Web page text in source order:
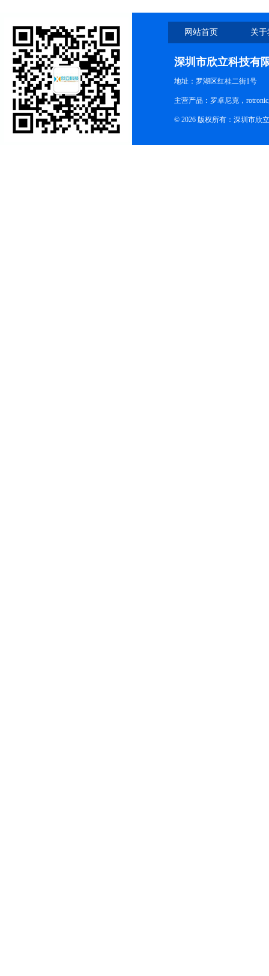
网站首页 关
深圳市欣立科技有
地址：罗湖区红桂二街1号
主营产品：罗卓尼克，
© 2026 版权所有：深圳市欣